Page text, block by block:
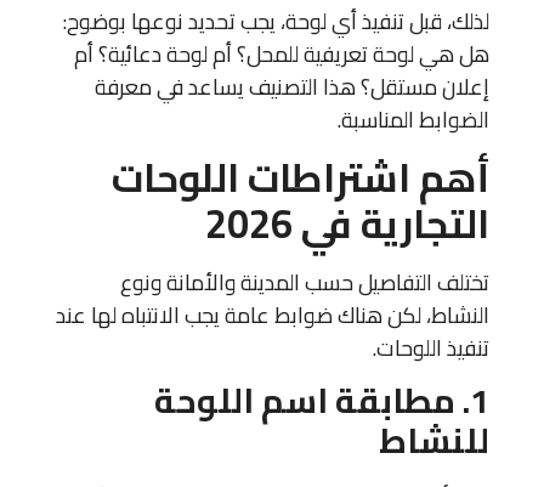
لذلك، قبل تنفيذ أي لوحة، يجب تحديد نوعها بوضوح:
هل هي لوحة تعريفية للمحل؟ أم لوحة دعائية؟ أم
إعلان مستقل؟ هذا التصنيف يساعد في معرفة
الضوابط المناسبة.
أهم اشتراطات اللوحات
التجارية في 2026
تختلف التفاصيل حسب المدينة والأمانة ونوع
النشاط، لكن هناك ضوابط عامة يجب الانتباه لها عند
تنفيذ اللوحات.
1. مطابقة اسم اللوحة
للنشاط